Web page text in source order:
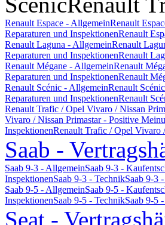
Renault Espace - AllgemeinRenault
Reparaturen und InspektionenRenault
Renault Laguna - AllgemeinRenault
Reparaturen und InspektionenRenault
Renault Mégane - AllgemeinRenault
Reparaturen und InspektionenRenault
Renault Scénic - AllgemeinRenault
Reparaturen und InspektionenRenault
Renault Trafic / Opel Vivaro / Nissan
Vivaro / Nissan Primastar - Positive
InspektionenRenault Trafic / Opel Vivaro
Saab -
Saab 9-3 - AllgemeinSaab 9-3 -
InspektionenSaab 9-3 - TechnikSaab 9-3
Saab 9-5 - AllgemeinSaab 9-5 -
InspektionenSaab 9-5 - TechnikSaab 9-5
Seat -